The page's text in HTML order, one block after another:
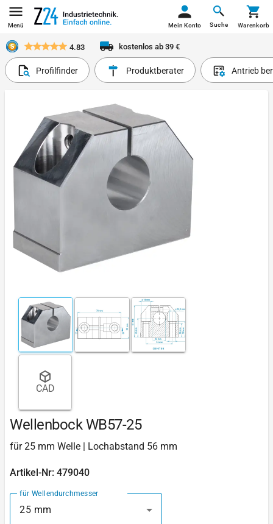
Menü Suche
Mein Konto Warenkorb
4.83 kostenlos ab 39 €
Profilfinder Produktberater Antrieb
CAD
Wellenbock WB57-25
für 25 mm Welle | Lochabstand 56 mm
Artikel-Nr: 479040
für Wellendurchmesser
25 mm